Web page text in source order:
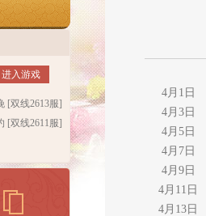
进入游戏
[双线2613服]
[双线2611服]
4月1日
4月3日
4月5日
4月7日
4月9日
4月11日
4月13日